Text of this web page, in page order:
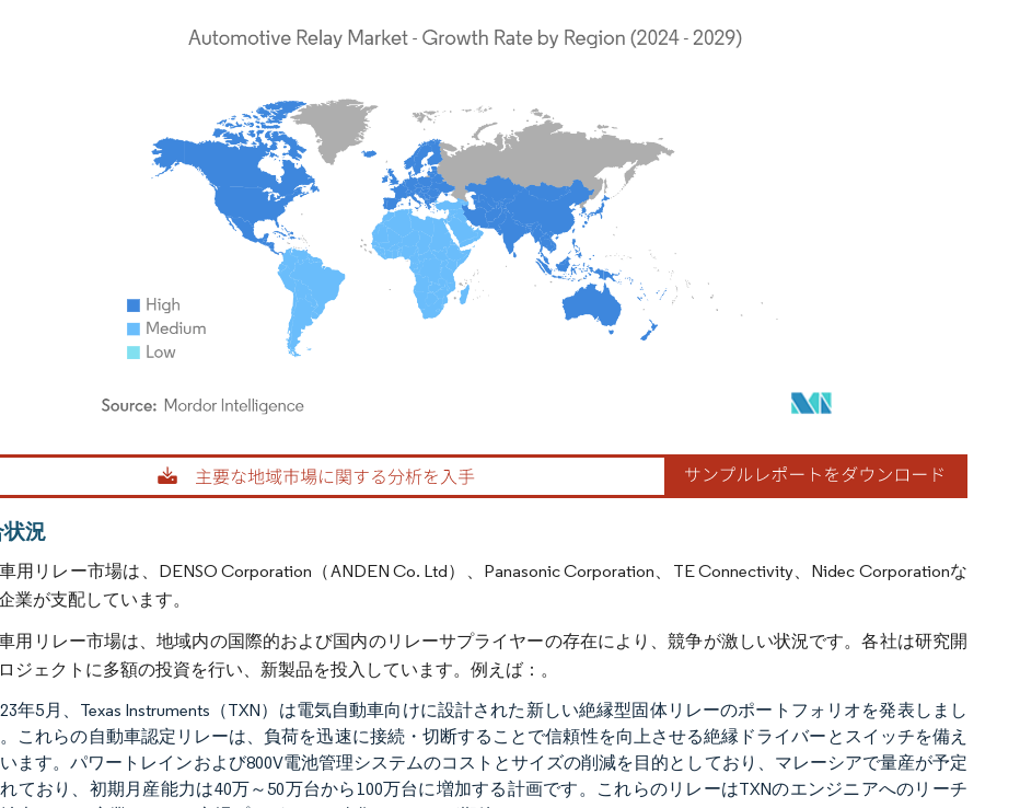
Mordor Intelligence。再利用にはCC BY 4.0の表示が必要です。
況
用リレー市場は、DENSO Corporation（ANDEN Co. Ltd）、Panasonic Corporation、TE Connectivity、Nidec Corporationな
業が支配しています。
用リレー市場は、地域内の国際的および国内のリレーサプライヤーの存在により、競争が激しい状況です。各社は研究開
ジェクトに多額の投資を行い、新製品を投入しています。例えば：。
年5月、Texas Instruments（TXN）は電気自動車向けに設計された新しい絶縁型固体リレーのポートフォリオを発表しまし
これらの自動車認定リレーは、負荷を迅速に接続・切断することで信頼性を向上させる絶縁ドライバーとスイッチを備え
ます。パワートレインおよび800V電池管理システムのコストとサイズの削減を目的としており、マレーシアで量産が予定
ており、初期月産能力は40万～50万台から100万台に増加する計画です。これらのリレーはTXNのエンジニアへのリーチ